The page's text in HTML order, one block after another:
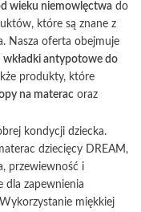
wieku niemowlęctwa do
które są znane z
Nasza oferta obejmuje
wkładki antypotowe do
produkty, które
na materac oraz
kondycji dziecka.
dziecięcy DREAM,
przewiewność i
dla zapewnienia
miękkiej